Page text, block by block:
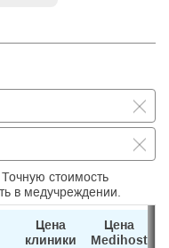
стоимость
в медучреждении.
Цена
клиники
Цена
Medihost